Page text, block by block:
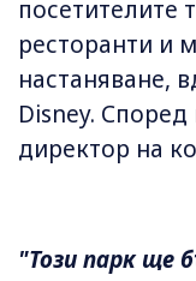
посетителите
ресторанти и
настаняване,
Disney.
директор на
"Този ​​парк ще